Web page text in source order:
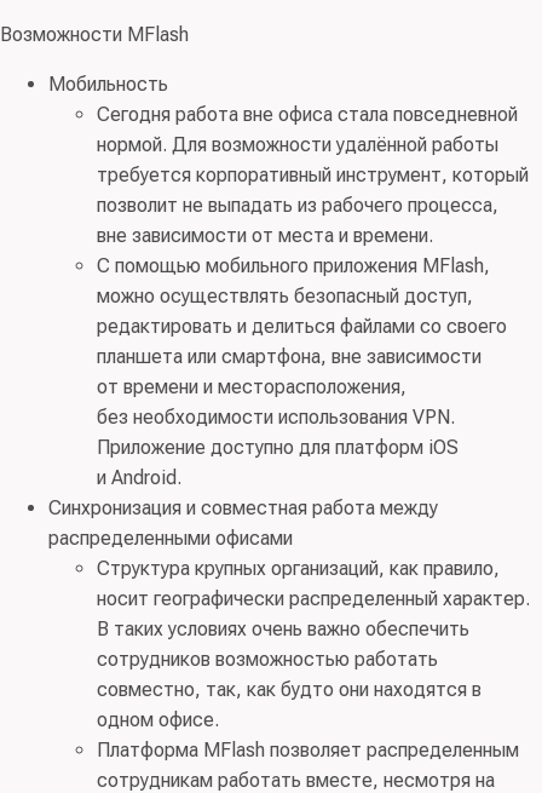
Возможности MFlash
Мобильность
Сегодня работа вне офиса стала повседневной
нормой. Для возможности удалённой работы
требуется корпоративный инструмент, который
позволит не выпадать из рабочего процесса,
вне зависимости от места и времени.
С помощью мобильного приложения MFlash,
можно осуществлять безопасный доступ,
редактировать и делиться файлами со своего
планшета или смартфона, вне зависимости
от времени и месторасположения,
без необходимости использования VPN.
Приложение доступно для платформ iOS
и Android.
Синхронизация и совместная работа между
распределенными офисами
Структура крупных организаций, как правило,
носит географически распределенный характер.
В таких условиях очень важно обеспечить
сотрудников возможностью работать
совместно, так, как будто они находятся в
одном офисе.
Платформа МFlash позволяет распределенным
сотрудникам работать вместе, несмотря на